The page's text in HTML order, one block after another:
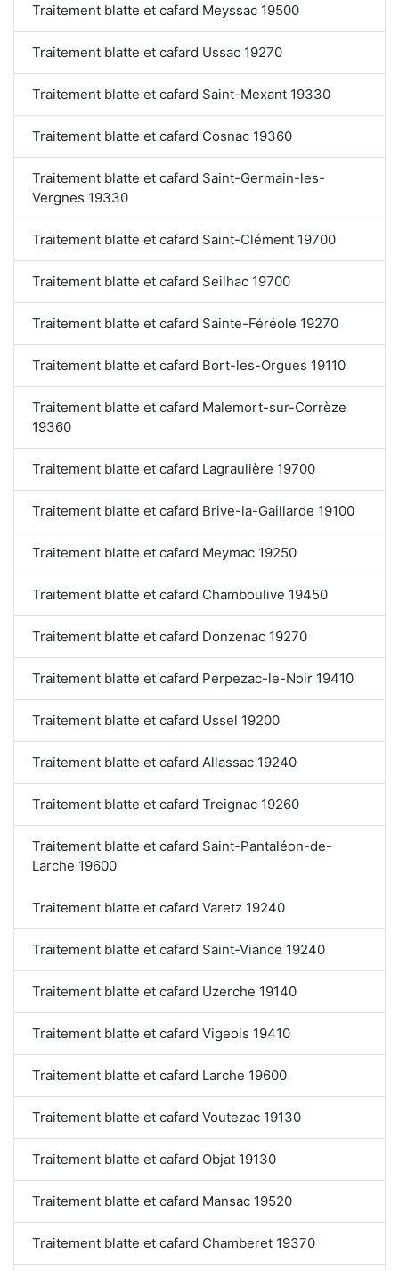
Traitement blatte et cafard Meyssac 19500
Traitement blatte et cafard Ussac 19270
Traitement blatte et cafard Saint-Mexant 19330
Traitement blatte et cafard Cosnac 19360
Traitement blatte et cafard Saint-Germain-les-
Vergnes 19330
Traitement blatte et cafard Saint-Clément 19700
Traitement blatte et cafard Seilhac 19700
Traitement blatte et cafard Sainte-Féréole 19270
Traitement blatte et cafard Bort-les-Orgues 19110
Traitement blatte et cafard Malemort-sur-Corrèze
19360
Traitement blatte et cafard Lagraulière 19700
Traitement blatte et cafard Brive-la-Gaillarde 19100
Traitement blatte et cafard Meymac 19250
Traitement blatte et cafard Chamboulive 19450
Traitement blatte et cafard Donzenac 19270
Traitement blatte et cafard Perpezac-le-Noir 19410
Traitement blatte et cafard Ussel 19200
Traitement blatte et cafard Allassac 19240
Traitement blatte et cafard Treignac 19260
Traitement blatte et cafard Saint-Pantaléon-de-
Larche 19600
Traitement blatte et cafard Varetz 19240
Traitement blatte et cafard Saint-Viance 19240
Traitement blatte et cafard Uzerche 19140
Traitement blatte et cafard Vigeois 19410
Traitement blatte et cafard Larche 19600
Traitement blatte et cafard Voutezac 19130
Traitement blatte et cafard Objat 19130
Traitement blatte et cafard Mansac 19520
Traitement blatte et cafard Chamberet 19370